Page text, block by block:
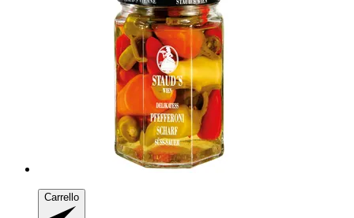
Carrello